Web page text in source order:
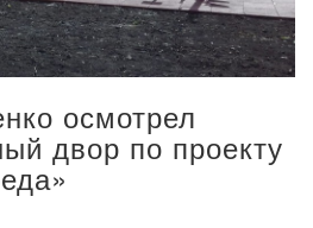
осмотрел
двор по проекту